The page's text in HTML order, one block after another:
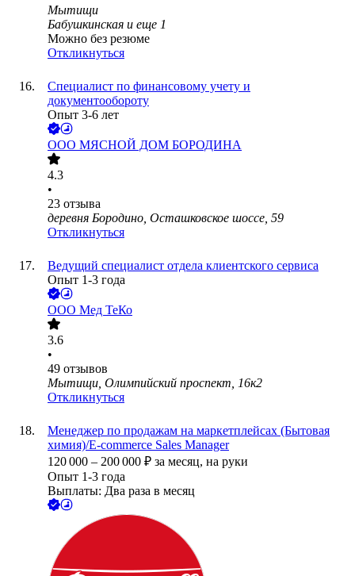
Мытищи
Бабушкинская и еще 1
Можно без резюме
Откликнуться
Специалист по финансовому учету и
документообороту
Опыт 3-6 лет
ООО МЯСНОЙ ДОМ БОРОДИНА
4.3
•
23 отзыва
деревня Бородино, Осташковское шоссе, 59
Откликнуться
Ведущий специалист отдела клиентского сервиса
Опыт 1-3 года
ООО Мед ТеКо
3.6
•
49 отзывов
Мытищи, Олимпийский проспект, 16к2
Откликнуться
Менеджер по продажам на маркетплейсах (Бытовая
химия)/E-commerce Sales Manager
120 000 – 200 000 ₽ за месяц, на руки
Опыт 1-3 года
Выплаты: Два раза в месяц